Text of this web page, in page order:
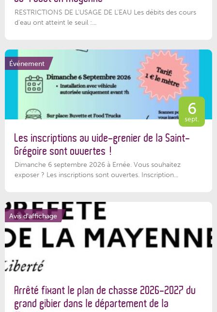
RESTRICTIONS DE L’USAGE DE L’EAU Les débits des cours
d'eau ont atteint le seuil :...
Événement
6
sept.
Les inscriptions au vide-grenier de la Saint-
Grégoire sont ouvertes !
Dimanche 6 septembre 2026 à Ernée. Vous souhaitez
exposer ? Les inscriptions sont ouvertes. Inscription...
Avis d'affichage
Arrêté fixant le plan de chasse 2026-2027 du
grand gibier dans le département de la